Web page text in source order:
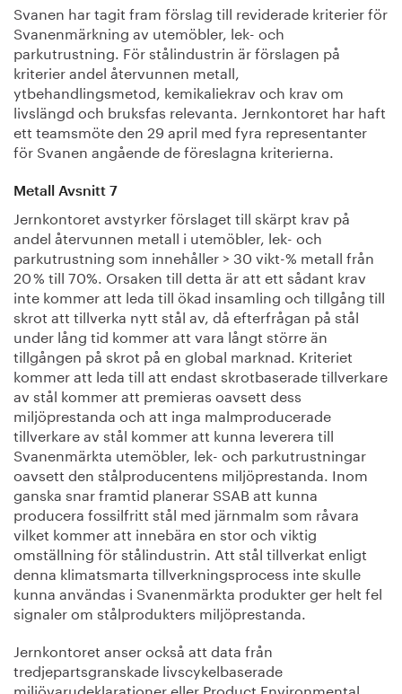
Svanen har tagit fram förslag till reviderade kriterier för
Svanenmärkning av utemöbler, lek- och
parkutrustning. För stålindustrin är förslagen på
kriterier andel återvunnen metall,
ytbehandlingsmetod, kemikaliekrav och krav om
livslängd och bruksfas relevanta. Jernkontoret har haft
ett teamsmöte den 29 april med fyra representanter
för Svanen angående de föreslagna kriterierna.
Metall Avsnitt 7
Jernkontoret avstyrker förslaget till skärpt krav på
andel återvunnen metall i utemöbler, lek- och
parkutrustning som innehåller > 30 vikt-% metall från
20 % till 70%. Orsaken till detta är att ett sådant krav
inte kommer att leda till ökad insamling och tillgång till
skrot att tillverka nytt stål av, då efterfrågan på stål
under lång tid kommer att vara långt större än
tillgången på skrot på en global marknad. Kriteriet
kommer att leda till att endast skrotbaserade tillverkare
av stål kommer att premieras oavsett dess
miljöprestanda och att inga malmproducerade
tillverkare av stål kommer att kunna leverera till
Svanenmärkta utemöbler, lek- och parkutrustningar
oavsett den stålproducentens miljöprestanda. Inom
ganska snar framtid planerar SSAB att kunna
producera fossilfritt stål med järnmalm som råvara
vilket kommer att innebära en stor och viktig
omställning för stålindustrin. Att stål tillverkat enligt
denna klimatsmarta tillverkningsprocess inte skulle
kunna användas i Svanenmärkta produkter ger helt fel
signaler om stålprodukters miljöprestanda.
Jernkontoret anser också att data från
tredjepartsgranskade livscykelbaserade
miljövarudeklarationer eller Product Environmental